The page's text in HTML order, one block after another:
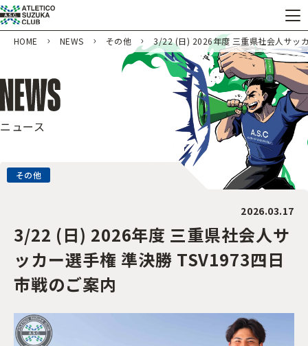
HOME NEWS その他 3/22 (日) 2026年度 三重県社会人サッ
ニュース
その他
2026.03.17
3/22 (日) 2026年度 三重県社会人サ
ッカー選手権 準決勝 TSV1973四日
市戦のご案内